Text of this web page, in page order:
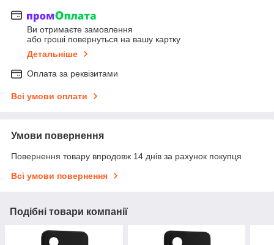
Ви отримаєте замовлення
або гроші повернуться на вашу картку
Детальніше
Оплата за реквізитами
Всі умови оплати
Умови повернення
Повернення товару впродовж 14 днів за рахунок покупця
Всі умови повернення
Подібні товари компанії